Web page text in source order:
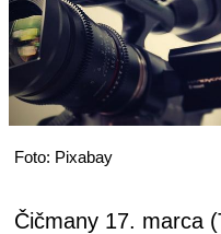
Foto: Pixabay
Čičmany 17. marca